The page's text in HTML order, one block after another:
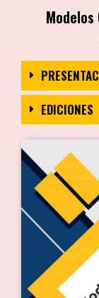
EDICIONES